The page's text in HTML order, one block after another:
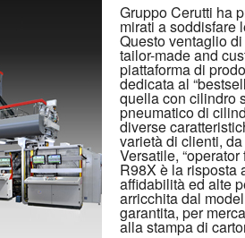
Gruppo Cerutti ha
mirati a soddisfare
Questo ventaglio
tailor-made and
piattaforma di
dedicata al
quella con cilindro
pneumatico di
diverse
varietà di clienti,
Versatile,
R98X è la risposta
affidabilità ed alte
arricchita dal
garantita, per
alla stampa di